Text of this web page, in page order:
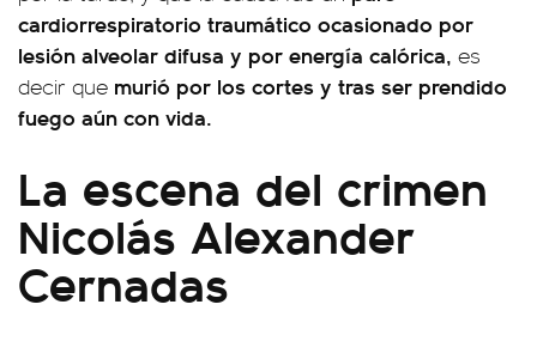
cardiorrespiratorio traumático ocasionado por
lesión alveolar difusa y por energía calórica, es
decir que murió por los cortes y tras ser prendido
fuego aún con vida.
La escena del crimen
Nicolás Alexander
Cernadas